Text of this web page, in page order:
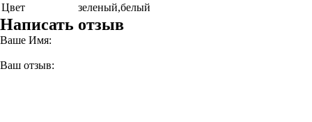
Цвет
зеленый,белый
Написать отзыв
Ваше Имя:
Ваш отзыв: